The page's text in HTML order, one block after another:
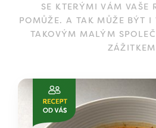
SE KTERÝMI VÁM VAŠE
POMŮŽE. A TAK MŮŽE BÝT I
TAKOVÝM MALÝM